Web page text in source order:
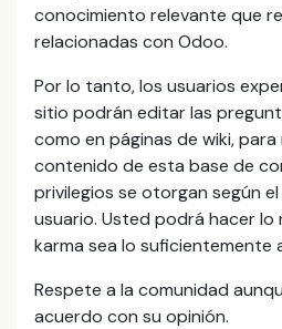
conocimiento relevante que
relacionadas con Odoo.
Por lo tanto, los usuarios
sitio podrán editar las
como en páginas de wiki,
contenido de esta base de
privilegios se otorgan según
usuario. Usted podrá hacer lo
karma sea lo suficientemente
Respete a la comunidad
acuerdo con su opinión.